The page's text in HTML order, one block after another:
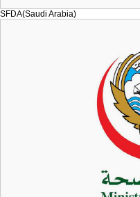
SFDA(Saudi Arabia)